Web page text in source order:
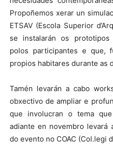
Propoñemos xerar un
ETSAV (Escola Superior
se instalarán os
polos participantes e que,
propios habitares durante as
Tamén levarán a cabo
obxectivo de ampliar e
que involucran o tema
adiante en novembro levará
do evento no COAC (Col.legi